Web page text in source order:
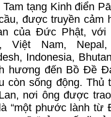
tạng Kinh điển
được truyền cảm
của Đức Phật,
Việt Nam, Nepal,
Indonesia,
hương đến Bồ Đề
còn sống động. Thủ
nơi ông được
“một phước lành từ